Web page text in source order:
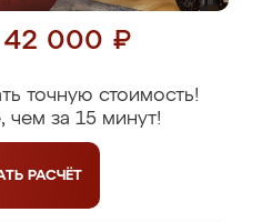
42 000 ₽
точную стоимость!
чем за 15 минут!
РАСЧЁТ